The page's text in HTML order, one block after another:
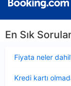
En Sık
Fiyata neler
Kredi kartı